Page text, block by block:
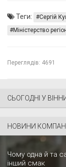
Теги:
Сергій
Міністерство
Переглядів: 4691
СЬОГОДНІ У
НОВИНИ
Чому одна й та
інший смак